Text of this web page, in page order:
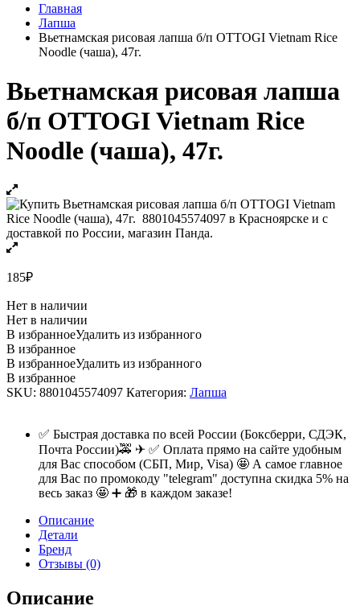
Главная
Лапша
Вьетнамская рисовая лапша б/п OTTOGI Vietnam Rice
Noodle (чаша), 47г.
Вьетнамская рисовая лапша
б/п OTTOGI Vietnam Rice
Noodle (чаша), 47г.
185₽
Нет в наличии
Нет в наличии
В избранноеУдалить из избранного
В избранное
В избранноеУдалить из избранного
В избранное
SKU: 8801045574097 Категория: Лапша
✅ Быстрая доставка по всей России (Боксберри, СДЭК,
Почта России)🚕 ✈ ✅ Оплата прямо на сайте удобным
для Вас способом (СБП, Мир, Visa) 🤩 А самое главное
для Вас по промокоду "telegram" доступна скидка 5% на
весь заказ 🤩 ➕ 🎁 в каждом заказе!
Описание
Детали
Бренд
Отзывы (0)
Описание